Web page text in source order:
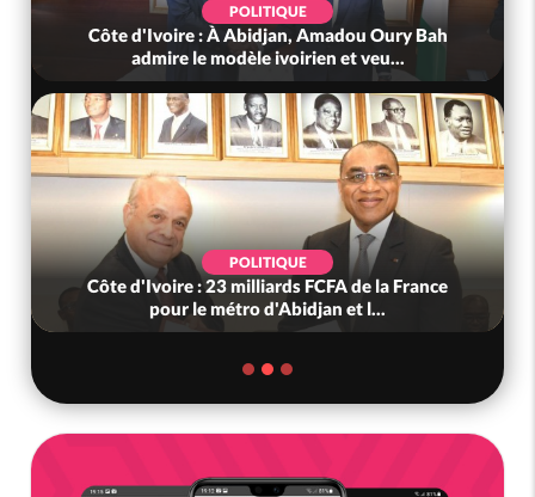
POLITIQUE
: À Abidjan, Amadou Oury Bah
le modèle ivoirien et veu...
POLITIQUE
: 23 milliards FCFA de la France
pour le métro d'Abidjan et l...
Côte d'Ivoire
Côte
nous